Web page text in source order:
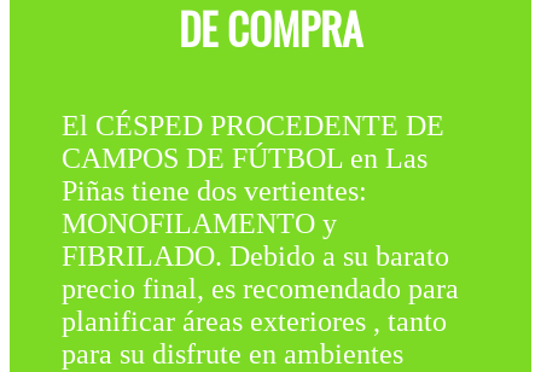
DE COMPRA
El CÉSPED PROCEDENTE DE
CAMPOS DE FÚTBOL en Las
Piñas tiene dos vertientes:
MONOFILAMENTO y
FIBRILADO. Debido a su barato
precio final, es recomendado para
planificar áreas exteriores , tanto
para su disfrute en ambientes